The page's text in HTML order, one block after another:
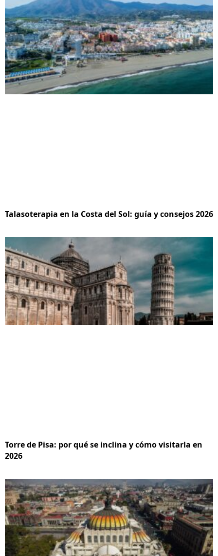
Talasoterapia en la Costa del Sol: guía y consejos 2026
Torre de Pisa: por qué se inclina y cómo visitarla en
2026